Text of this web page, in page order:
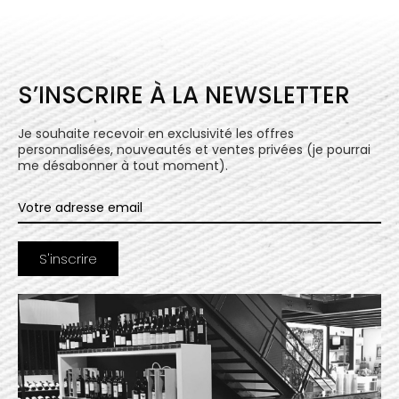
S’INSCRIRE À LA NEWSLETTER
Je souhaite recevoir en exclusivité les offres
personnalisées, nouveautés et ventes privées (je pourrai
me désabonner à tout moment).